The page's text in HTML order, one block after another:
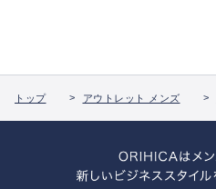
トップ アウトレット メンズ